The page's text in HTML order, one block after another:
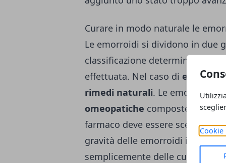
Cookie
Curare in modo naturale le
Le emorroidi si dividono in due
classificazione determina anche
effettuata. Nel caso di
rimedi naturali. Le emorroidi,
omeopatiche composte magari
farmaco deve essere scelto dal
gravità delle emorroidi
semplicemente delle cure